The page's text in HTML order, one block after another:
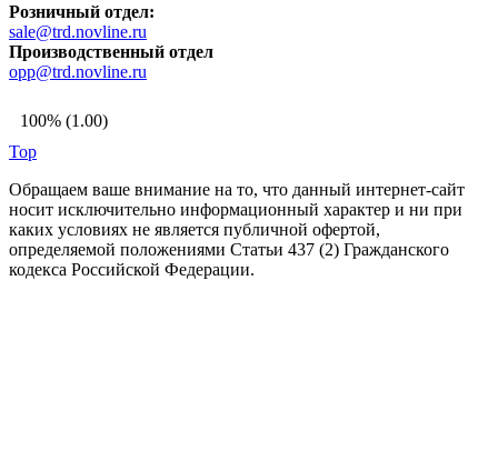
Розничный отдел:
sale@trd.novline.ru
Производственный отдел
opp@trd.novline.ru
100% (1.00)
Top
Обращаем ваше внимание на то, что данный интернет-сайт
носит исключительно информационный характер и ни при
каких условиях не является публичной офертой,
определяемой положениями Статьи 437 (2) Гражданского
кодекса Российской Федерации.